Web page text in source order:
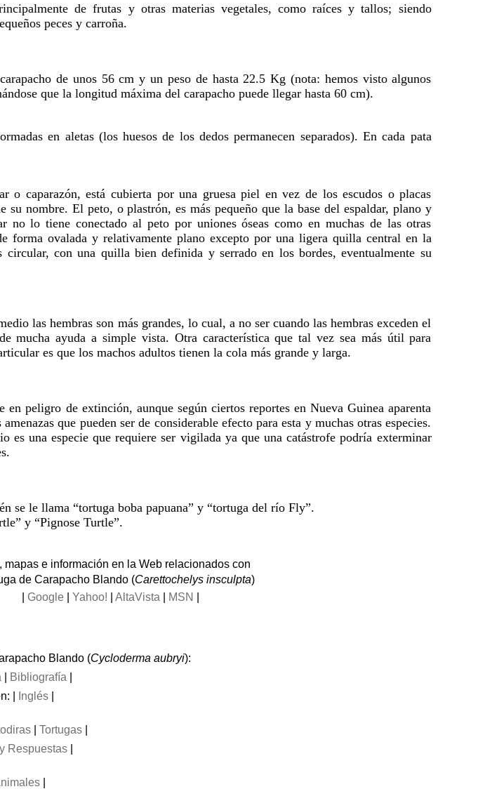
de frutas y otras materias vegetales, como raíces y tallos; siendo
peces y carroña.
de unos 56 cm y un peso de hasta 22.5 Kg (nota: hemos visto algunos
que la longitud máxima del carapacho puede llegar hasta 60 cm).
en aletas (los huesos de los dedos permanecen separados). En cada pata
o caparazón, está cubierta por una gruesa piel en vez de los escudos o placas
su nombre. El peto, o plastrón, es más pequeño que la base del espaldar, plano y
no lo tiene conectado al peto por uniones óseas como en muchas de las otras
forma ovalada y relativamente plano excepto por una ligera quilla central en la
circular, con una quilla bien definida y serrado en los bordes, eventualmente su
las hembras son más grandes, lo cual, a no ser cuando las hembras exceden el
mucha ayuda a simple vista. Otra característica que tal vez sea más útil para
es que los machos adultos tienen la cola más grande y larga.
en peligro de extinción, aunque según ciertos reportes en Nueva Guinea aparenta
que pueden ser de considerable efecto para esta y muchas otras especies.
es una especie que requiere ser vigilada ya que una catástrofe podría exterminar
se le llama “tortuga boba papuana” y “tortuga del río Fly”.
y “Pignose Turtle”.
mapas e información en la Web relacionados con
de Carapacho Blando (Carettochelys insculpta)
Google Yahoo! AltaVista MSN
Blando (Cycloderma aubryi):
Bibliografía
|
Inglés|
Tortugas
Respuestas